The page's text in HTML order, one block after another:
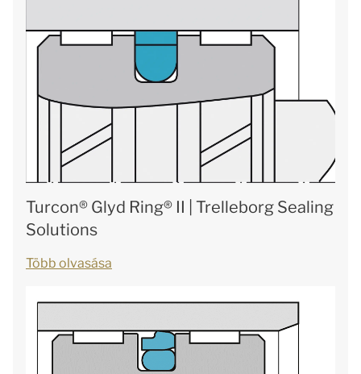
Turcon® Glyd Ring® II | Trelleborg Sealing
Solutions
Több olvasása